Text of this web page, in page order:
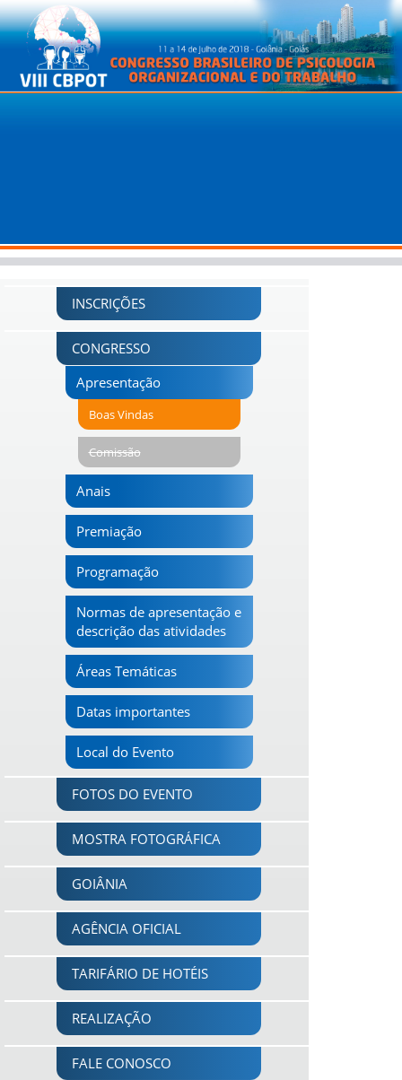
INSCRIÇÕES
CONGRESSO
Apresentação
Boas Vindas
Comissão
Anais
Premiação
Programação
Normas de apresentação e
descrição das atividades
Áreas Temáticas
Datas importantes
Local do Evento
FOTOS DO EVENTO
MOSTRA FOTOGRÁFICA
GOIÂNIA
AGÊNCIA OFICIAL
TARIFÁRIO DE HOTÉIS
REALIZAÇÃO
FALE CONOSCO